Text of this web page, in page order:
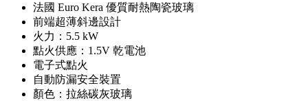
法國 Euro Kera 優質耐熱陶瓷玻璃
前端超薄斜邊設計
火力：5.5 kW
點火供應：1.5V 乾電池
電子式點火
自動防漏安全裝置
顏色：拉絲碳灰玻璃